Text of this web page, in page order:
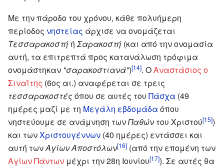
Με την πάροδο του χρόνου, κάθε πολυήμερη
περίοδος νηστείας άρχισε να ονομάζεται
Τεσσαρακοστή ή Σαρακοστή (και από την ονομασία
αυτή, τα επιτρεπτά προς κατανάλωση τρόφιμα
ονομάστηκαν "σαρακοστιανά")[14]. ΟΑναστάσιος ο
Σιναΐτης (6ος αι.) αναφέρεται σε τρεις
τεσσαρακοστέςόπου σε αυτές του Πάσχα (49
ημέρες μαζί με τη Μεγάλη εβδομάδα όπου
νηστεύουμε σε ανάμνηση τωνΠαθώντου Χριστού[15])
και τωνΧριστουγέννων (40 ημέρες) εντάσσει και
αυτή τωνΑγίων Αποστόλων[16] (από την επομένη των
Αγίων Πάντων μέχρι την 28η Ιουνίου[17]). Σε αυτές θα